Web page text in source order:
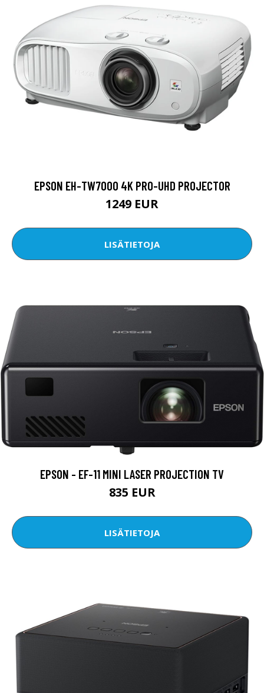
EPSON EH-TW7000 4K PRO-UHD PROJECTOR
1249 EUR
LISÄTIETOJA
EPSON - EF-11 MINI LASER PROJECTION TV
835 EUR
LISÄTIETOJA